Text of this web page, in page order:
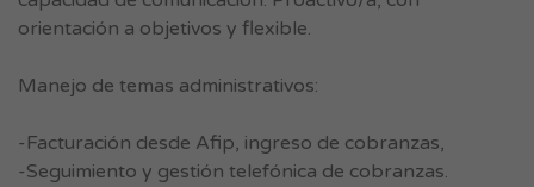
orientación a objetivos y flexible.
Manejo de temas administrativos:
-Facturación desde Afip, ingreso de cobranzas,
-Seguimiento y gestión telefónica de cobranzas.